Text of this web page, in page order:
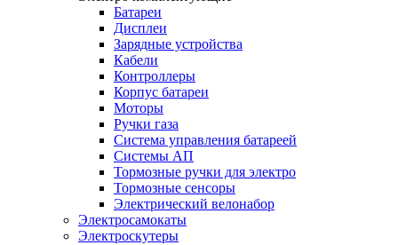
Батареи
Дисплеи
Зарядные устройства
Кабели
Контроллеры
Корпус батареи
Моторы
Ручки газа
Система управления батареей
Системы АП
Тормозные ручки для электро
Тормозные сенсоры
Электрический велонабор
Электросамокаты
Электроскутеры